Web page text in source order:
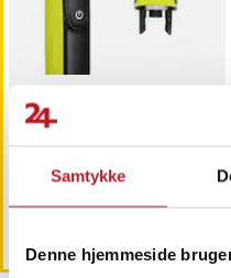
Samtykke
Denne hjemmeside
Trimmerhoved til
næsehår til Philips
næsehårstrimmer /
næsetrimmerhoved
:69 kr.
69 kr.
Findes på lager, Leveres i løbet